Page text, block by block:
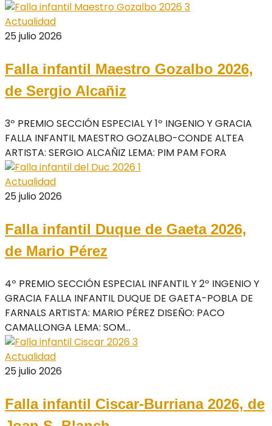
Actualidad
25 julio 2026
Falla infantil Maestro Gozalbo 2026,
de Sergio Alcañiz
3º PREMIO SECCIÓN ESPECIAL Y 1º INGENIO Y GRACIA
FALLA INFANTIL MAESTRO GOZALBO-CONDE ALTEA
ARTISTA: SERGIO ALCAÑIZ LEMA: PIM PAM FORA
Actualidad
25 julio 2026
Falla infantil Duque de Gaeta 2026,
de Mario Pérez
4º PREMIO SECCIÓN ESPECIAL INFANTIL Y 2º INGENIO Y
GRACIA FALLA INFANTIL DUQUE DE GAETA-POBLA DE
FARNALS ARTISTA: MARIO PÉREZ DISEÑO: PACO
CAMALLONGA LEMA: SOM...
Actualidad
25 julio 2026
Falla infantil Ciscar-Burriana 2026, de